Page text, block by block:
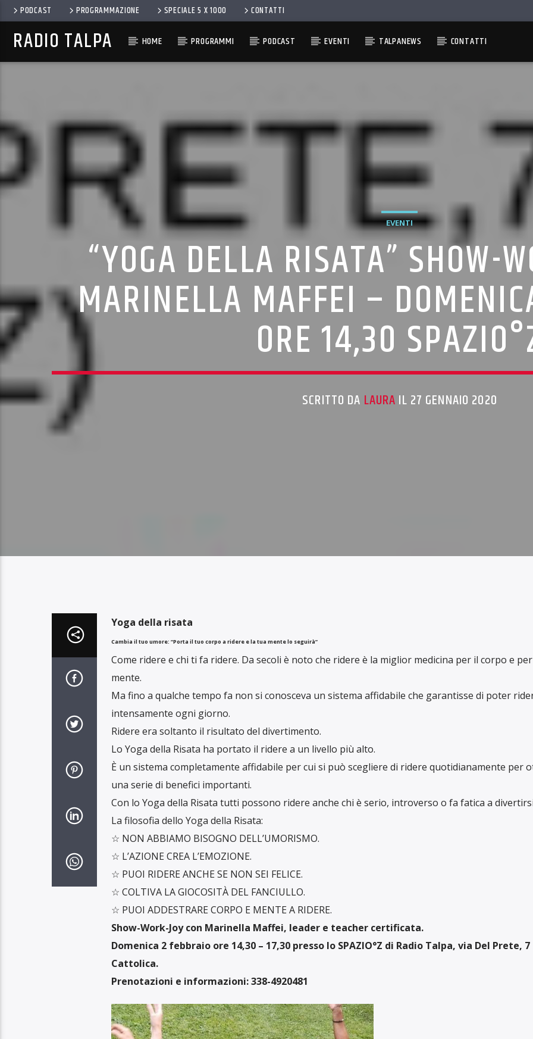
PODCAST PROGRAMMAZIONE SPECIALE 5 X 1000 CONTATTI
RADIO TALPA HOME PROGRAMMI PODCAST EVENTI TALPANEWS CONTATTI
EVENTI
“YOGA DELLA RISATA” SHOW-
MARINELLA MAFFEI –
ORE 14,30
SCRITTO DA LAURA IL 27 GENNAIO 2020
Yoga della risata
Cambia il tuo umore: “Porta il tuo corpo a ridere e la tua mente lo seguirà”
Come ridere e chi ti fa ridere. Da secoli è noto che ridere è la miglior medicina per il corpo e
mente.
Ma fino a qualche tempo fa non si conosceva un sistema affidabile che garantisse di poter
intensamente ogni giorno.
Ridere era soltanto il risultato del divertimento.
Lo Yoga della Risata ha portato il ridere a un livello più alto.
È un sistema completamente affidabile per cui si può scegliere di ridere quotidianamente per
una serie di benefici importanti.
Con lo Yoga della Risata tutti possono ridere anche chi è serio, introverso o fa fatica a
La filosofia dello Yoga della Risata:
☆ NON ABBIAMO BISOGNO DELL’UMORISMO.
☆ L’AZIONE CREA L’EMOZIONE.
☆ PUOI RIDERE ANCHE SE NON SEI FELICE.
☆ COLTIVA LA GIOCOSITÀ DEL FANCIULLO.
☆ PUOI ADDESTRARE CORPO E MENTE A RIDERE.
Show-Work-Joy con Marinella Maffei, leader e teacher certificata.
Domenica 2 febbraio ore 14,30 – 17,30 presso lo SPAZIO°Z di Radio Talpa, via Del Prete, 7
Cattolica.
Prenotazioni e informazioni: 338-4920481